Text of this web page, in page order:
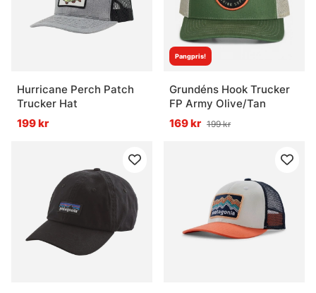
Hurricane Perch Patch
Trucker Hat
199 kr
Pangpris!
Grundéns Hook Trucker
FP Army Olive/Tan
169 kr 199 kr